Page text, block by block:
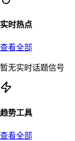
实时热点
查看全部
暂无实时话题信号
趋势工具
查看全部